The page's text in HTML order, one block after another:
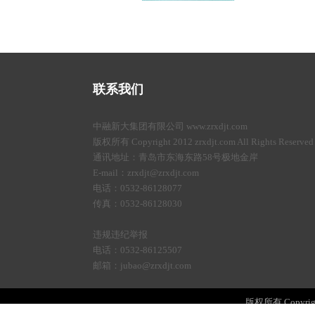
联系我们
中融新大集团有限公司 www.zrxdjt.com
版权所有 Copyright 2012 zrxdjt.com All Rights Reserved
通讯地址：青岛市东海东路58号极地金岸
E-mail：zrxdjt@zrxdjt.com
电话：0532-86128077
传真：0532-86128030
违规违纪举报
电话：0532-86125507
邮箱：jubao@zrxdjt.com
版权所有